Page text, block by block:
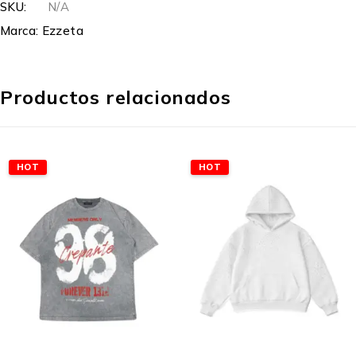
SKU:
N/A
Marca: Ezzeta
Productos relacionados
HOT HOT